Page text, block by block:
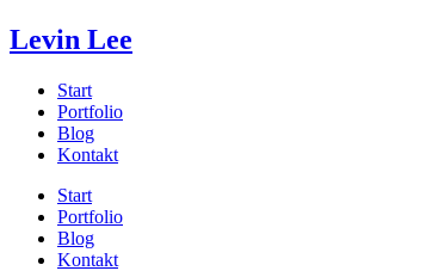
Levin Lee
Start
Portfolio
Blog
Kontakt
Start
Portfolio
Blog
Kontakt